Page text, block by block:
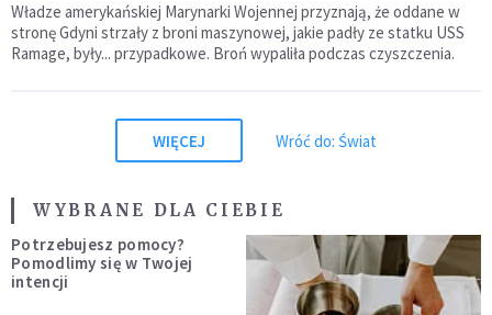
Władze amerykańskiej Marynarki Wojennej przyznają, że oddane w
stronę Gdyni strzały z broni maszynowej, jakie padły ze statku USS
Ramage, były... przypadkowe. Broń wypaliła podczas czyszczenia.
WIĘCEJ Wróć do: Świat
WYBRANE DLA CIEBIE
Potrzebujesz pomocy?
Pomodlimy się w Twojej
intencji